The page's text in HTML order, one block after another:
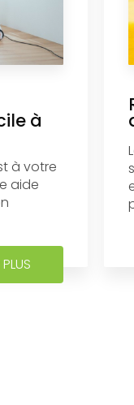
à
à votre
aide